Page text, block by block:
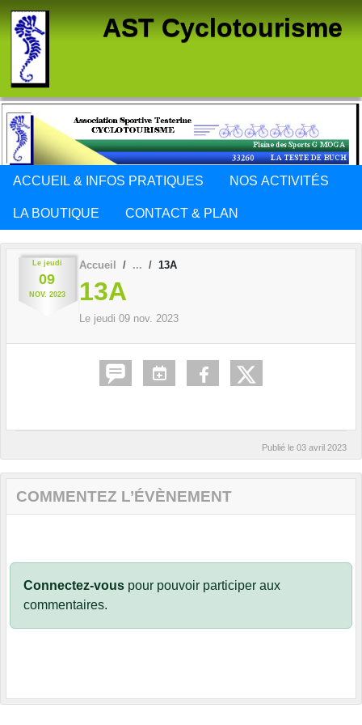
AST Cyclotourisme
ACCUEIL & INFOS PRATIQUES NOS ACTIVITÉS
LA BOUTIQUE CONTACT & PLAN
Le jeudi
09
NOV. 2023
Accueil 13A
13A
Le jeudi 09 nov. 2023
Publié le 03 avril 2023
COMMENTEZ L’ÉVÈNEMENT
Connectez-vous pour pouvoir participer aux
commentaires.
Panneau de gestion des cookies